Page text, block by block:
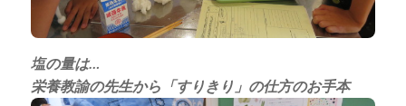
塩の量は…
栄養教諭の先生から「すりきり」の仕方のお手本